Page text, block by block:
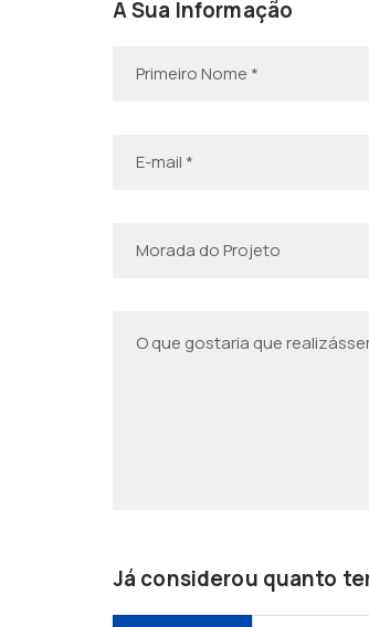
A Sua Informação
Já considerou quanto